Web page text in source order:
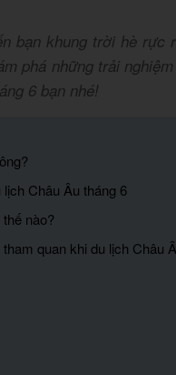
bạn khung trời hè rực
phá những trải
6 bạn nhé!
Châu Âu tháng 6
nào?
quan khi du lịch Châu